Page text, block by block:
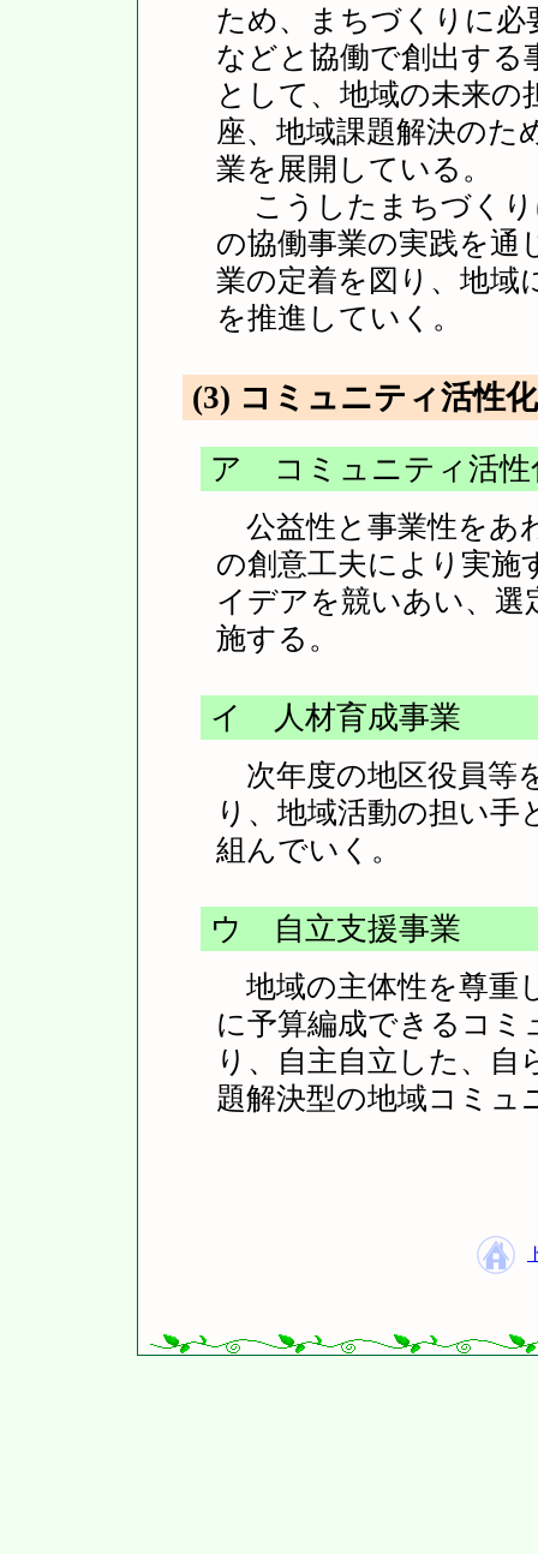
ため、まちづくりに必
などと協働で創出する
として、地域の未来の
座、地域課題解決のた
業を展開している。
こうしたまちづく
の協働事業の実践を通
業の定着を図り、地域
を推進していく。
(3) コミュニティ活性
ア コミュニティ活性
公益性と事業性をあ
の創意工夫により実施
イデアを競いあい、選
施する。
イ 人材育成事業
次年度の地区役員等
り、地域活動の担い手
組んでいく。
ウ 自立支援事業
地域の主体性を尊重
に予算編成できるコミ
り、自主自立した、自
題解決型の地域コミュ